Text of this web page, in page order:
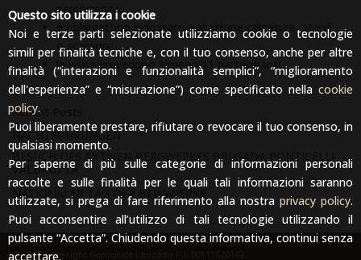
percorrenza;
è obbligatorio indossare opportune calzature, stivali
o scarponi;
le visite prevedono almeno 11 partecipanti.
Recent Posts
NACHTFÜHRUNGEN
BESUCH DES AKTIVEN BERGWERKES BRUSADA PONTICELLI
VALBRUTTA
NATIONALER TAG DER BERGWERKE
© 2017 Copyright Gemeinde Lanzada P.I. 00111620142
Questo sito utilizza i cookie
Noi e terze parti selezionate utilizziamo cookie o tecnologie
simili per finalità tecniche e, con il tuo consenso, anche per altre
finalità (“interazioni e funzionalità semplici”, “miglioramento
dell'esperienza” e “misurazione”) come specificato nella cookie
policy.
Puoi liberamente prestare, rifiutare o revocare il tuo consenso, in
qualsiasi momento.
Per saperne di più sulle categorie di informazioni personali
raccolte e sulle finalità per le quali tali informazioni saranno
utilizzate, si prega di fare riferimento alla nostra privacy policy.
Puoi acconsentire all’utilizzo di tali tecnologie utilizzando il
pulsante “Accetta”. Chiudendo questa informativa, continui senza
accettare.